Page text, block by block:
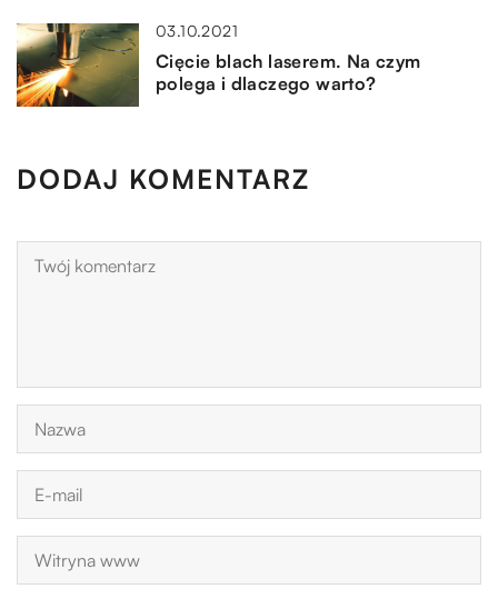
03.10.2021
Cięcie blach laserem. Na czym
polega i dlaczego warto?
DODAJ KOMENTARZ